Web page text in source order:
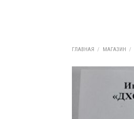
ГЛАВНАЯ / МАГАЗИН /